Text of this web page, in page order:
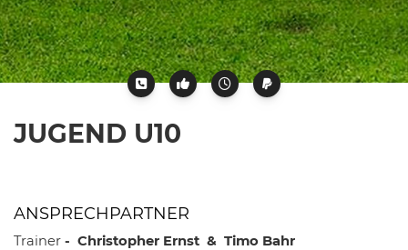
JUGEND U10
ANSPRECHPARTNER
Trainer - Christopher Ernst & Timo Bahr